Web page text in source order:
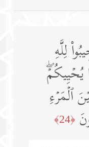
لِلَّهِ
یُحۡیِیكُمۡۖ
ٱلۡمَرۡءِ
﴿24﴾